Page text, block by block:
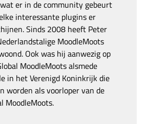
er in de community gebeurt
interessante plugins er
Sinds 2008 heeft Peter
MoodleMoots
Ook was hij aanwezig op
MoodleMoots alsmede
in het Verenigd Koninkrijk die
worden als voorloper van de
MoodleMoots.